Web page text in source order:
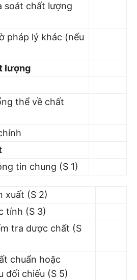
soát chất lượng
pháp lý khác (nếu
lượng
thể về chất
tin chung (S 1)
xuất (S 2)
tính (S 3)
tra dược chất (S
chuẩn hoặc
đối chiếu (S 5)